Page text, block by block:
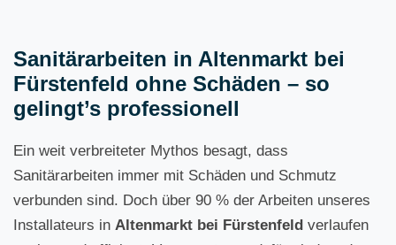
Sanitärarbeiten in Altenmarkt bei
Fürstenfeld ohne Schäden – so
gelingt’s professionell
Ein weit verbreiteter Mythos besagt, dass
Sanitärarbeiten immer mit Schäden und Schmutz
verbunden sind. Doch über 90 % der Arbeiten unseres
Installateurs in Altenmarkt bei Fürstenfeld verlaufen